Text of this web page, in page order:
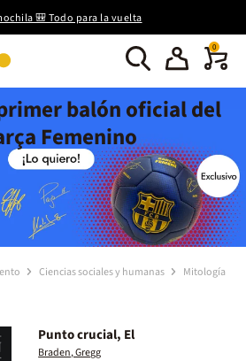
🎒 Todo para la vuelta
0
balón oficial del
Femenino
Ciencias sociales y humanas Mitología
Punto crucial, El
Braden, Gregg